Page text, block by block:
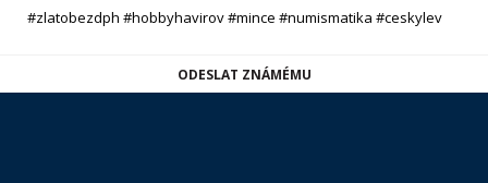
#zlatobezdph #hobbyhavirov #mince #numismatika #ceskylev
ODESLAT ZNÁMÉMU